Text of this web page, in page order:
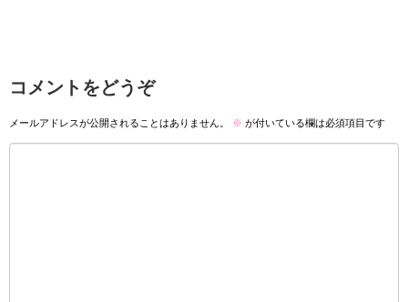
コメントをどうぞ
メールアドレスが公開されることはありません。 ※ が付いている欄は必須項目です